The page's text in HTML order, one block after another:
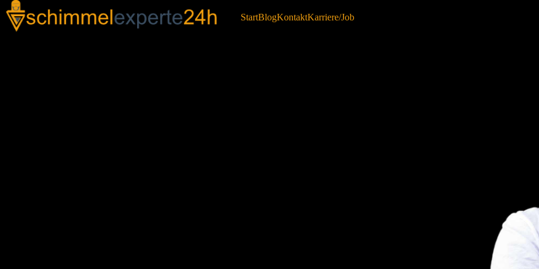
StartBlogKontaktKarriere/Job